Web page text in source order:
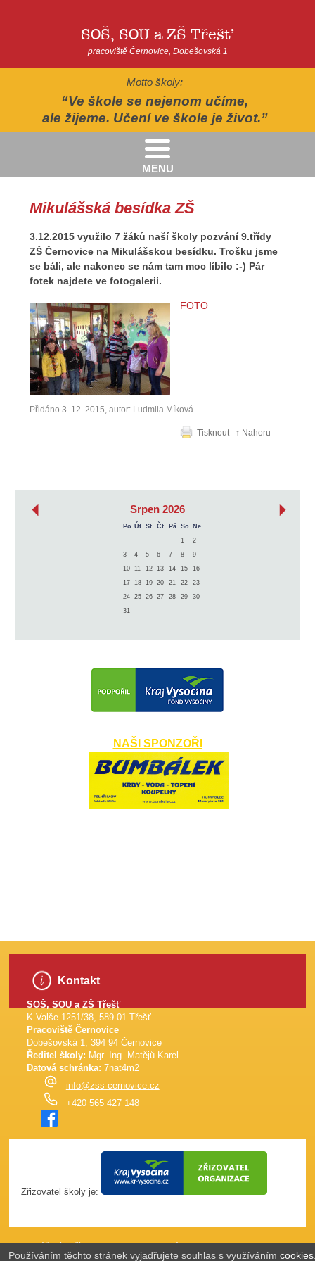
MENU
Motto školy:
Ve škole se nejenom učíme,
ale žijeme. Učení ve škole je život.
SOŠ, SOU a ZŠ Třešť
pracoviště Černovice, Dobešovská 1
Mikulášská besídka ZŠ
3.12.2015 využilo 7 žáků naší školy pozvání 9.třídy
ZŠ Černovice na Mikulášskou besídku. Trošku jsme
se báli, ale nakonec se nám tam moc líbilo :-) Pár
fotek najdete ve fotogalerii.
FOTO
Přidáno 3. 12. 2015, autor: Ludmila Míková
Tisknout ↑ Nahoru
Srpen 2026
Po Út St Čt Pá So
Ne
1
2
3
4 5 6 7 8
9
10
11 12 13 14 15
16
17
18 19 20 21 22
23
24
25 26 27 28 29
30
31
NAŠI SPONZOŘI
Kontakt
SOŠ, SOU a ZŠ Třešť
K Valše 1251/38, 589 01 Třešť
Pracoviště Černovice
Dobešovská 1, 394 94 Černovice
Ředitel školy: Mgr. Ing. Matějů Karel
Datová schránka: 7nat4m2
info@zss-cernovice.cz
+420 565 427 148
Zřizovatel školy je:
Prohlášení o přístupnosti Mapa webu|Názor|Vypnout grafiku
(J4W-RS v7.0)
Používáním těchto stránek vyjadřujete souhlas s využíváním cookies